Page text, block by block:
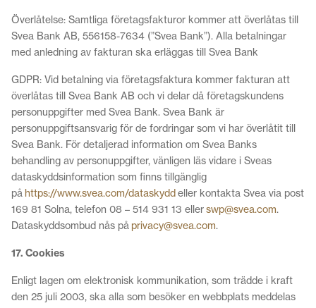
Överlåtelse: Samtliga företagsfakturor kommer att överlåtas till
Svea Bank AB, 556158-7634 (”Svea Bank”). Alla betalningar
med anledning av fakturan ska erläggas till Svea Bank
GDPR: Vid betalning via företagsfaktura kommer fakturan att
överlåtas till Svea Bank AB och vi delar då företagskundens
personuppgifter med Svea Bank. Svea Bank är
personuppgiftsansvarig för de fordringar som vi har överlåtit till
Svea Bank. För detaljerad information om Svea Banks
behandling av personuppgifter, vänligen läs vidare i Sveas
dataskyddsinformation som finns tillgänglig
på https://www.svea.com/dataskyddeller kontakta Svea via post
169 81 Solna, telefon 08 – 514 931 13 ellerswp@svea.com.
Dataskyddsombud nås på privacy@svea.com.
17. Cookies
Enligt lagen om elektronisk kommunikation, som trädde i kraft
den 25 juli 2003, ska alla som besöker en webbplats meddelas